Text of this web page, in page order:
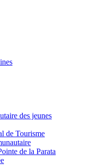
des jeunes
de Tourisme
de la Parata